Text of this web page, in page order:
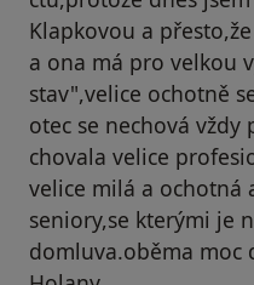
Klapkovou a
a ona má pro velkou
stav",velice ochotně
otec se nechová
chovala velice
velice milá a ochotná
seniory,se kterými je
domluva.oběma moc